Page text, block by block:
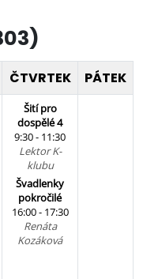
ČTVRTEK PÁTEK
Šití pro
dospělé 4
9:30 - 11:30
Lektor K-
klubu
Švadlenky
pokročilé
16:00 - 17:30
Renáta
Kozáková